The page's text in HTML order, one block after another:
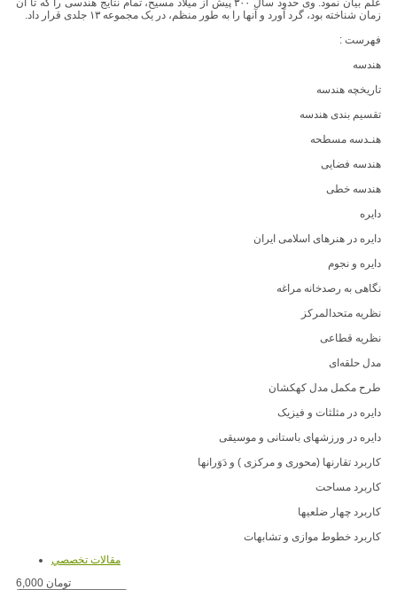
علم بیان نمود. وی حدود سال ۳۰۰ پیش از میلاد مسیح، تمام نتایج هندسی را که تا آن
زمان شناخته بود، گرد آورد و آنها را به طور منظم، در یک مجموعه ۱۳ جلدی قرار داد.
فهرست :
هندسه
تاریخچه هندسه
تقسیم بندی هندسه
هنـدسه مسطحه
هندسه فضایی
هندسه خطی
دایره
دایره در هنرهای اسلامی ایران
دایره و نجوم
نگاهی به رصدخانه مراغه
نظریه متحدالمرکز
نظریه قطاعی
مدل حلقه‌ای
طرح مکمل مدل کهکشان
دایره در مثلثات و فیزیک
دایره در ورزشهای باستانی و موسیقی
کاربرد تقارنها (محوری و مرکزی ) و دَوَرانها
کاربرد مساحت
کاربرد چهار ضلعیها
کاربرد خطوط موازی و تشابهات
مقالات تخصصي
6,000 تومان